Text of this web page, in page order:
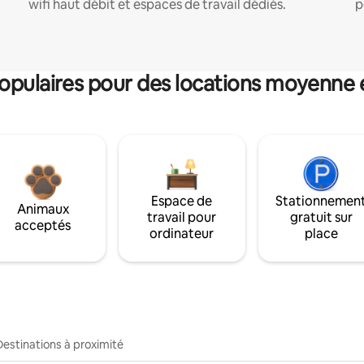
wifi haut débit et espaces de travail dédiés.
pour des locations moyenne
Animaux
acceptés
Espace de
travail pour
ordinateur
gratuit sur
place
à proximité